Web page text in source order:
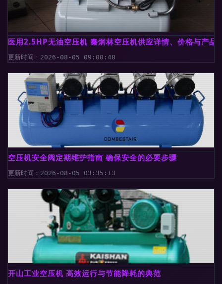
医用2.5HP无油空压机 秦炯林空压机供应详情、价格与产品
更新时间：2026-08-05 09:00:48
空压机安全阀定期维护指南 确保安全的必要步骤
更新时间：2026-08-05 03:35:13
开山工业空压机 高效运行与节能降耗的典范